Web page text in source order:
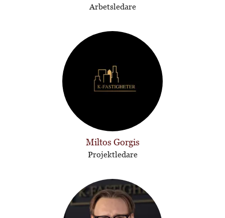
Arbetsledare
Miltos Gorgis
Projektledare